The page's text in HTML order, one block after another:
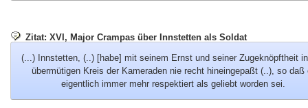
Zitat: XVI, Major Crampas über Innstetten als Soldat
(...) Innstetten, (..) [habe] mit seinem Ernst und seiner Zugeknöpftheit
übermütigen Kreis der Kameraden nie recht hineingepaßt (..), so daß
eigentlich immer mehr respektiert als geliebt worden sei.